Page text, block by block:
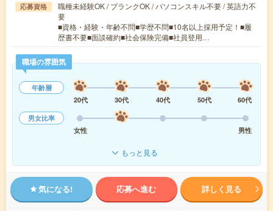
応募資格
職種未経験OK / ブランクOK / パソコンスキル不要 / 英語力不
要
■資格・経験・年齢不問■学歴不問■10名以上採用予定！■履
歴書不要■面談確約■社会保険完備■社員登用…
職場の雰囲気
年齢層
20代
30代 40代 50代
60代
男女比率
女性
男性
もっと見る
気になる! 応募へ進む 詳しく見る